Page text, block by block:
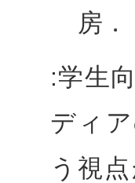
房．
:学生
ディ
う視